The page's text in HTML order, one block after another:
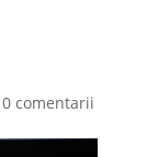
0 comentarii